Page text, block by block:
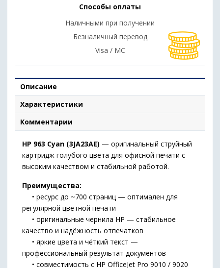
Способы оплаты
Наличными при получении
Безналичный перевод
Visa / MC
Описание
Характеристики
Комментарии
HP 963 Cyan (3JA23AE) — оригинальный струйный
картридж голубого цвета для офисной печати с
высоким качеством и стабильной работой.
Преимущества:
• ресурс до ~700 страниц — оптимален для
регулярной цветной печати
• оригинальные чернила HP — стабильное
качество и надёжность отпечатков
• яркие цвета и чёткий текст —
профессиональный результат документов
• совместимость с HP OfficeJet Pro 9010 / 9020